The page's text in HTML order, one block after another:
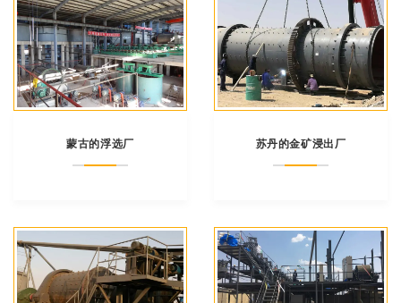
蒙古的浮选厂 苏丹的金矿浸出厂